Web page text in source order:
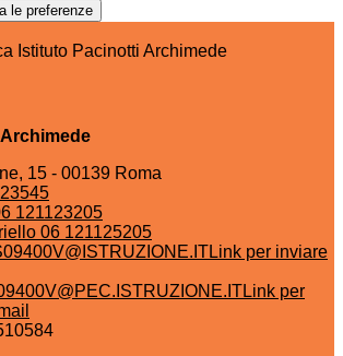
le preferenze
Istituto Pacinotti Archimede
15 - 00139 Roma
121123205
06 121125205
Link per inviare
Link per